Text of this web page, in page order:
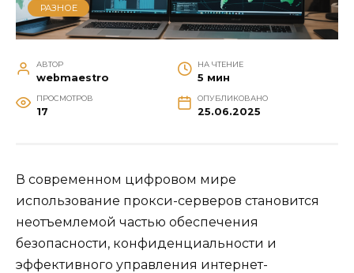
РАЗНОЕ
АВТОР
webmaestro
НА ЧТЕНИЕ
5 мин
ПРОСМОТРОВ
17
ОПУБЛИКОВАНО
25.06.2025
В современном цифровом мире
использование прокси-серверов становится
неотъемлемой частью обеспечения
безопасности, конфиденциальности и
эффективного управления интернет-